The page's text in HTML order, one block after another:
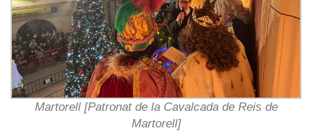
Martorell [Patronat de la Cavalcada de Reis de
Martorell]